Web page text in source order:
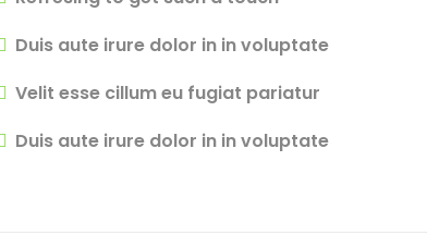
Duis aute irure dolor in in voluptate
Velit esse cillum eu fugiat pariatur
Duis aute irure dolor in in voluptate